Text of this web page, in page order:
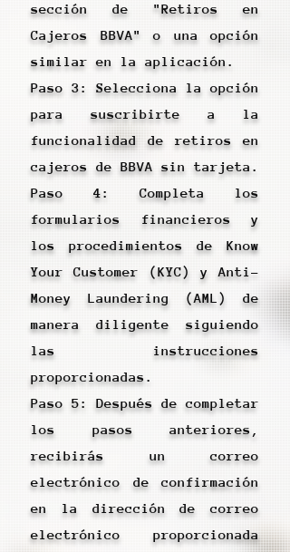
sección de "Retiros en
Cajeros BBVA" o una opción
similar en la aplicación.
Paso 3: Selecciona la opción
para suscribirte a la
funcionalidad de retiros en
cajeros de BBVA sin tarjeta.
Paso 4: Completa los
formularios financieros y
los procedimientos de Know
Your Customer (KYC) y Anti-
Money Laundering (AML) de
manera diligente siguiendo
las instrucciones
proporcionadas.
Paso 5: Después de completar
los pasos anteriores,
recibirás un correo
electrónico de confirmación
en la dirección de correo
electrónico proporcionada